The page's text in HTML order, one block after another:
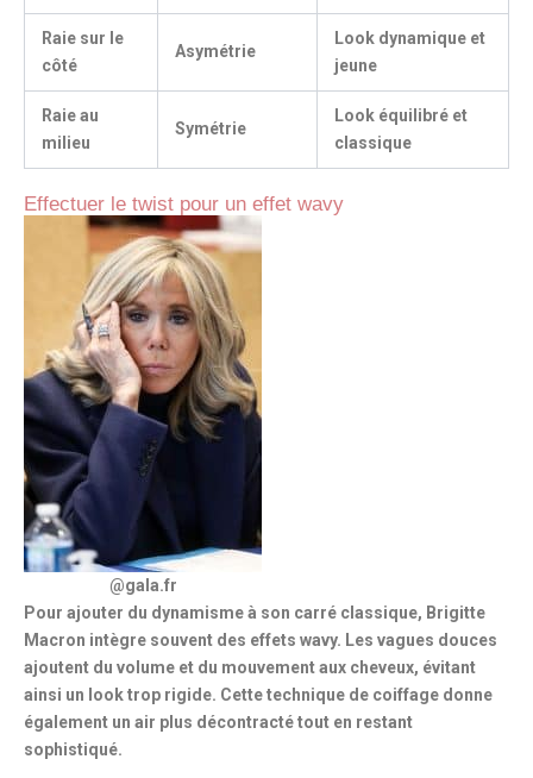
Raie sur le
côté
Asymétrie
Look dynamique et
jeune
Raie au
milieu
Symétrie
Look équilibré et
classique
Effectuer le twist pour un effet wavy
@gala.fr
Pour ajouter du dynamisme à son carré classique, Brigitte
Macron intègre souvent des effets wavy. Les vagues douces
ajoutent du volume et du mouvement aux cheveux, évitant
ainsi un look trop rigide. Cette technique de coiffage donne
également un air plus décontractétout en restant
sophistiqué.